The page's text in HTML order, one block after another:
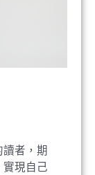
者，期
實現自己